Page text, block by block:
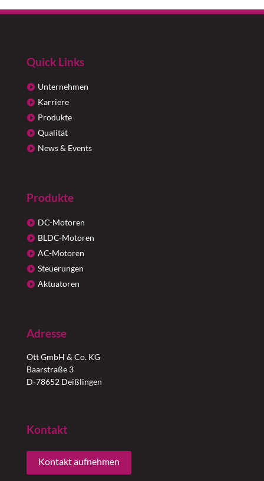
Quick Links
Unternehmen
Karriere
Produkte
Qualität
News & Events
Produkte
DC-Motoren
BLDC-Motoren
AC-Motoren
Steuerungen
Aktuatoren
Adresse
Ott GmbH & Co. KG
Baarstraße 3
D-78652 Deißlingen
Kontakt
Kontakt aufnehmen